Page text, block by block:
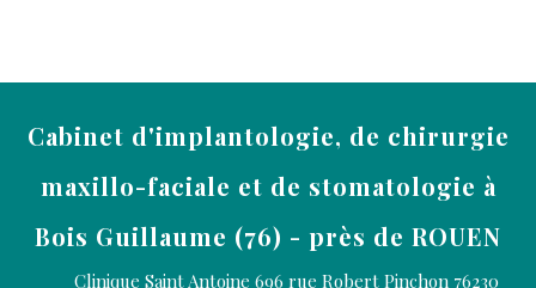
Cabinet d'implantologie, de chirurgie
maxillo-faciale et de stomatologie à
Bois Guillaume (76) - près de ROUEN
Clinique Saint Antoine 696 rue Robert Pinchon 76230